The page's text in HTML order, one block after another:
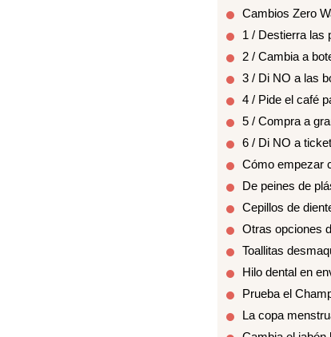
Cambios Zero
1 / Destierra las
2 / Cambia a
3 / Di NO a las
4 / Pide el café
5 / Compra a
6 / Di NO a
Cómo empezar
De peines de
Cepillos de
Otras opciones
Toallitas
Hilo dental en
Prueba el
La copa